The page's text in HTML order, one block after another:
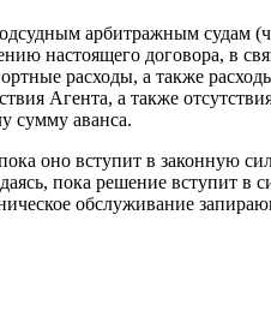
арбитражным судам
настоящего договора, в
расходы, а также
Агента, а также
сумму аванса.
оно вступит в законную
пока решение вступит в
обслуживание